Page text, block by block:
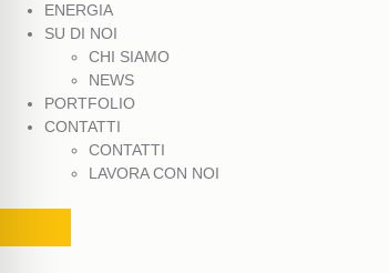
ENERGIA
SU DI NOI
CHI SIAMO
NEWS
PORTFOLIO
CONTATTI
CONTATTI
LAVORA CON NOI